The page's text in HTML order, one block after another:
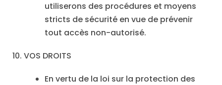
utiliserons des procédures et moyens
stricts de sécurité en vue de prévenir
tout accès non-autorisé.
10. VOS DROITS
En vertu de la loi sur la protection des